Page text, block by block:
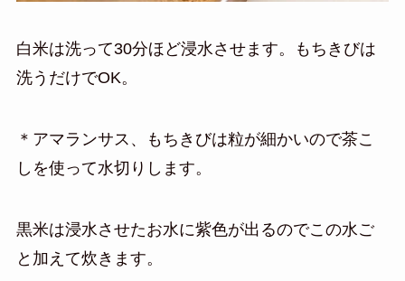
白米は洗って30分ほど浸水させます。もちきびは
洗うだけでOK。
＊アマランサス、もちきびは粒が細かいので茶こ
しを使って水切りします。
黒米は浸水させたお水に紫色が出るのでこの水ご
と加えて炊きます。